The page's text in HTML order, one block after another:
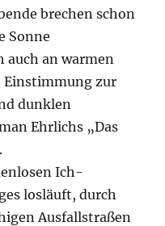
brechen schon
Sonne
auch an warmen
Einstimmung zur
dunklen
Ehrlichs „Das
Ich-
losläuft, durch
Ausfallstraßen